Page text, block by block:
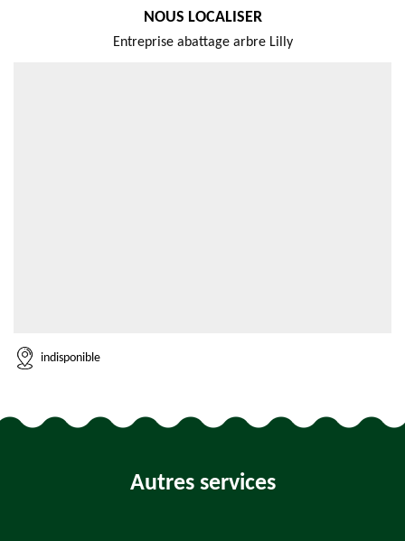
NOUS LOCALISER
Entreprise abattage arbre Lilly
indisponible
Autres services